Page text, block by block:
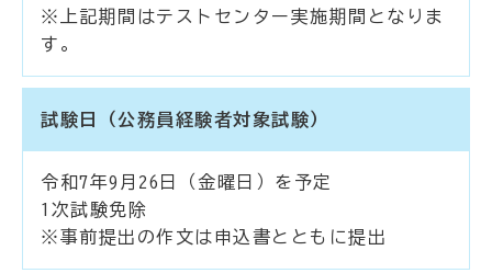
※上記期間はテストセンター実施期間となりま
す。
試験日（公務員経験者対象試験）
令和7年9月26日（金曜日）を予定
1次試験免除
※事前提出の作文は申込書とともに提出